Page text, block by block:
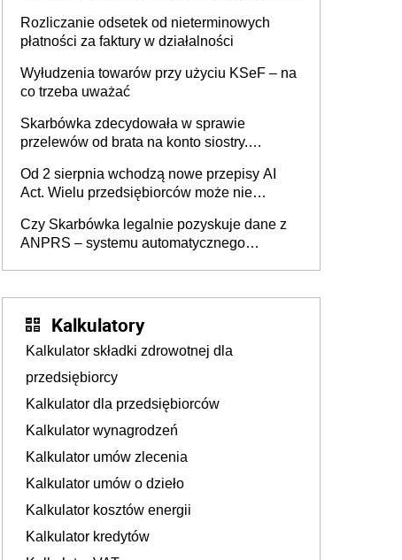
Rozliczanie odsetek od nieterminowych
płatności za faktury w działalności
Wyłudzenia towarów przy użyciu KSeF – na
co trzeba uważać
Skarbówka zdecydowała w sprawie
przelewów od brata na konto siostry.
darowizna, ale podatku jednak nie będzie
Od 2 sierpnia wchodzą nowe przepisy AI
Act. Wielu przedsiębiorców może nie
Czy Skarbówka legalnie pozyskuje dane z
ANPRS – systemu automatycznego
Kalkulatory
Kalkulator składki zdrowotnej dla
przedsiębiorcy
Kalkulator dla przedsiębiorców
Kalkulator wynagrodzeń
Kalkulator umów zlecenia
Kalkulator umów o dzieło
Kalkulator kosztów energii
Kalkulator kredytów